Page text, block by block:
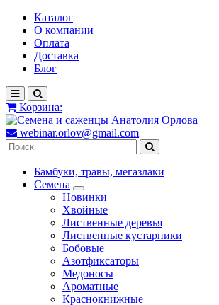
Каталог
О компании
Оплата
Доставка
Блог
Корзина:
webinar.orlov@gmail.com
Бамбуки, травы, мегазлаки
Семена
Новинки
Хвойные
Лиственные деревья
Лиственные кустарники
Бобовые
Азотфиксаторы
Медоносы
Ароматные
Краснокнижные